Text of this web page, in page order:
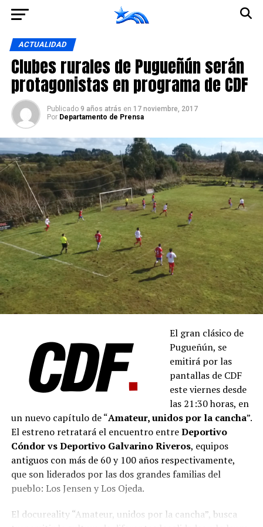
ACTUALIDAD
Clubes rurales de Pugueñún serán
protagonistas en programa de CDF
Publicado 9 años atrás en 17 noviembre, 2017
Por Departamento de Prensa
El gran clásico de
Pugueñún, se
emitirá por las
pantallas de CDF
este viernes desde
las 21:30 horas, en
un nuevo capítulo de “Amateur, unidos por la cancha”.
El estreno retratará el encuentro entreDeportivo
Cóndor vs Deportivo Galvarino Riveros, equipos
antiguos con más de 60 y 100 años respectivamente,
que son liderados por las dos grandes familias del
pueblo: Los Jensen y Los Ojeda.
El docureality “Amateur, unidos por la cancha”, busca
Ir a la versión móvil